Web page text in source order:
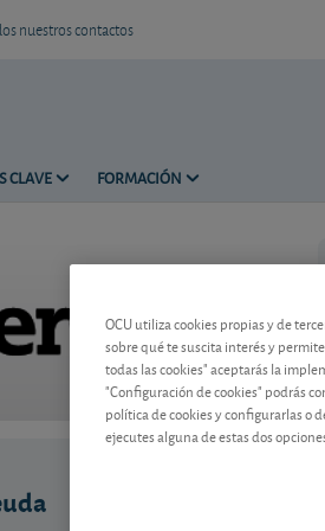
nuestros contactos
CLAVE FORMACIÓN
OCU utiliza cookies propias y de
sobre qué te suscita interés y
todas las cookies" aceptarás la
"Configuración de cookies" podrás
política de cookies y configurarlas o
ejecutes alguna de estas dos